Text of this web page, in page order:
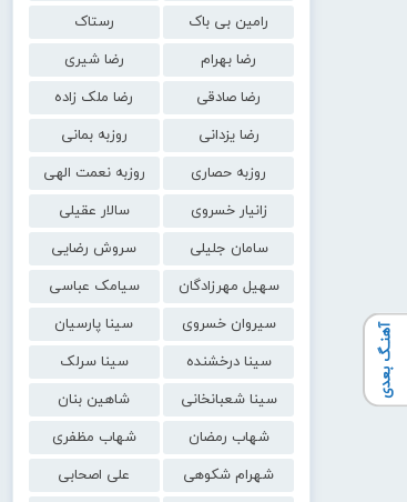
رامین بی باک
رستاک
رضا بهرام
رضا شیری
رضا صادقی
رضا ملک زاده
رضا یزدانی
روزبه بمانی
روزبه حصاری
روزبه نعمت الهی
زانیار خسروی
سالار عقیلی
سامان جلیلی
سروش رضایی
سهیل مهرزادگان
سیامک عباسی
سیروان خسروی
سینا پارسیان
سینا درخشنده
سینا سرلک
سینا شعبانخانی
شاهین بنان
شهاب رمضان
شهاب مظفری
شهرام شکوهی
علی اصحابی
آهنـگ بعدی